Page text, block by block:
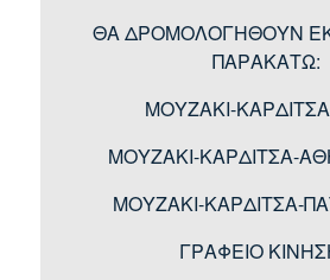
ΘΑ ΔΡΟΜΟΛΟΓΗΘΟΥΝ
ΠΑΡΑΚΑΤΩ:
ΜΟΥΖΑΚΙ-
ΜΟΥΖΑΚΙ-ΚΑΡΔΙΤΣΑ-
ΜΟΥΖΑΚΙ-ΚΑΡΔΙΤΣΑ-
ΓΡΑΦΕΙΟ